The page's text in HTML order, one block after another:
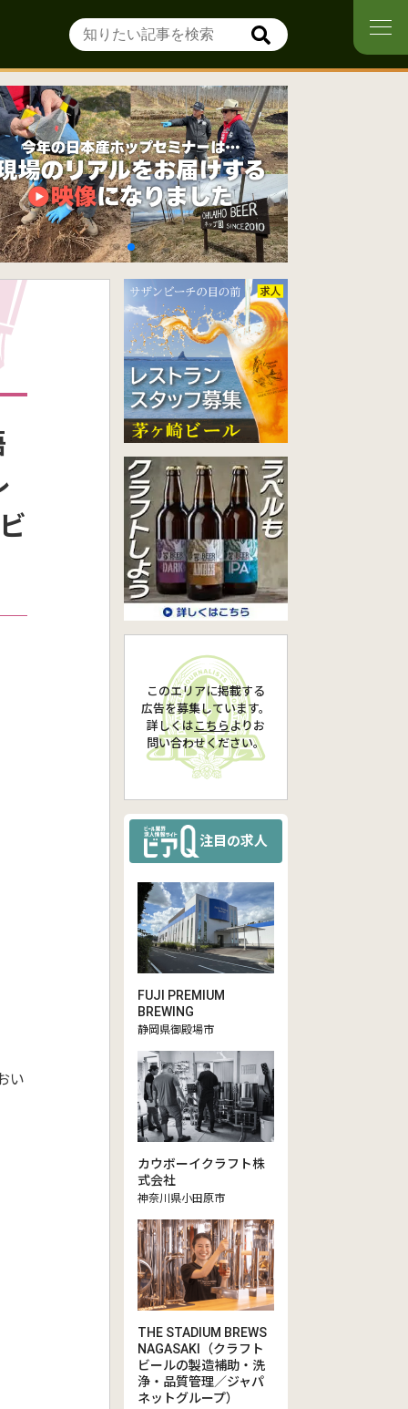
い
このエリアに掲載する
広告を募集しています。
詳しくは こちらより お
問い合わせください。
注目の求人
FUJI PREMIUM
BREWING
静岡県御殿場市
カウボーイクラフト株
式会社
神奈川県小田原市
THE STADIUM BREWS
NAGASAKI（クラフト
ビールの製造補助・洗
浄・品質管理／ジャパ
ネットグループ）